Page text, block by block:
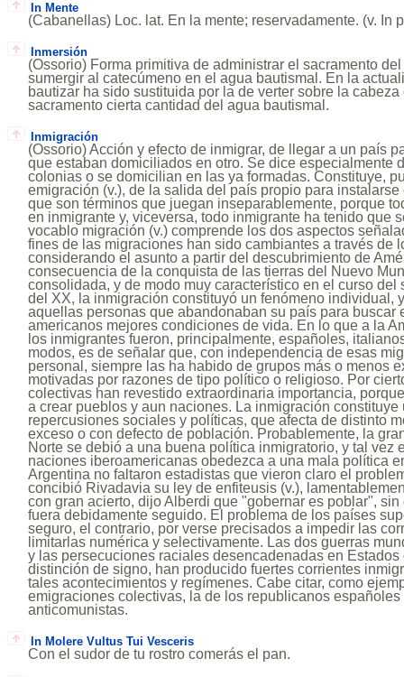
In Mente
(Cabanellas) Loc. lat. En la mente; reservadamente. (v. In
Inmersión
(Ossorio) Forma primitiva de administrar el sacramento
sumergir al catecúmeno en el agua bautismal. En la
bautizar ha sido sustituida por la de verter sobre la
sacramento cierta cantidad del agua bautismal.
Inmigración
(Ossorio) Acción y efecto de inmigrar, de llegar a un país
que estaban domiciliados en otro. Se dice especialmente
colonias o se domicilian en las ya formadas. Constituye,
emigración (v.), de la salida del país propio para
que son términos que juegan inseparablemente, porque
en inmigrante y, viceversa, todo inmigrante ha tenido que
vocablo migración (v.) comprende los dos aspectos
fines de las migraciones han sido cambiantes a través de
considerando el asunto a partir del descubrimiento de
consecuencia de la conquista de las tierras del Nuevo
consolidada, y de modo muy característico en el curso del
del XX, la inmigración constituyó un fenómeno individual,
aquellas personas que abandonaban su país para buscar
americanos mejores condiciones de vida. En lo que a la
los inmigrantes fueron, principalmente, españoles,
modos, es de señalar que, con independencia de esas
personal, siempre las ha habido de grupos más o menos
motivadas por razones de tipo político o religioso. Por
colectivas han revestido extraordinaria importancia,
a crear pueblos y aun naciones. La inmigración
repercusiones sociales y políticas, que afecta de distinto
exceso o con defecto de población. Probablemente, la
Norte se debió a una buena política inmigratorio, y tal vez
naciones iberoamericanas obedezca a una mala política
Argentina no faltaron estadistas que vieron claro el
concibió Rivadavia su ley de enfiteusis (v.),
con gran acierto, dijo Alberdi que "gobernar es poblar",
fuera debidamente seguido. El problema de los países
seguro, el contrario, por verse precisados a impedir las
limitarlas numérica y selectivamente. Las dos guerras
y las persecuciones raciales desencadenadas en
distinción de signo, han producido fuertes corrientes
tales acontecimientos y regímenes. Cabe citar, como
emigraciones colectivas, la de los republicanos
anticomunistas.
In Molere Vultus Tui Vesceris
Con el sudor de tu rostro comerás el pan.